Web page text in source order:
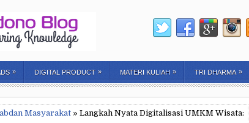
» DIGITAL PRODUCT » MATERI KULIAH » TRI DHARMA »
Masyarakat » Langkah Nyata Digitalisasi UMKM Wisata: